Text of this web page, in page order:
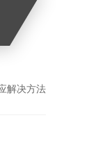
解决方法